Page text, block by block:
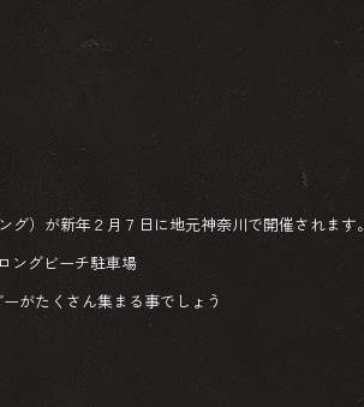
グ）が新年２月７日に地元神奈川で開催されます。
ングビーチ駐車場
がたくさん集まる事でしょう